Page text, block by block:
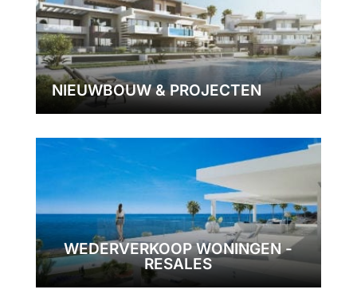
NIEUWBOUW & PROJECTEN
WEDERVERKOOP WONINGEN -
RESALES